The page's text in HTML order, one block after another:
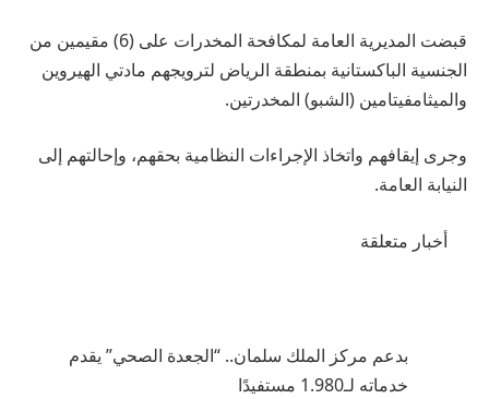
قبضت المديرية العامة لمكافحة المخدرات على (6) مقيمين من
الجنسية الباكستانية بمنطقة الرياض لترويجهم مادتي الهيروين
والميثامفيتامين (الشبو) المخدرتين.
وجرى إيقافهم واتخاذ الإجراءات النظامية بحقهم، وإحالتهم إلى
النيابة العامة.
أخبار متعلقة
بدعم مركز الملك سلمان.. “الجعدة الصحي” يقدم
خدماته لـ1.980 مستفيدًا